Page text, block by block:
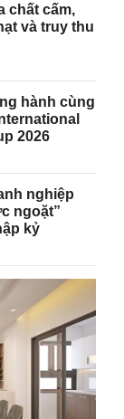
chất cấm,
và truy thu
hành cùng
2026
nghiệp
ngoặt”
kỷ